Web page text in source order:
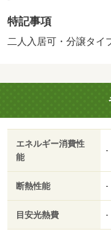
めです。・バイク置場
特記事項
二人入居可・分譲タイ
エネルギー消費性
能
-
断熱性能 -
目安光熱費 -